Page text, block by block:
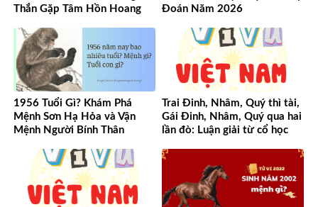
Thắn Gặp Tâm Hồn Hoang
Đoán Năm 2026
1956 Tuổi Gì? Khám Phá
Mệnh Sơn Hạ Hỏa và Vận
Mệnh Người Bính Thân
Trai Đinh, Nhâm, Quý thì tài,
Gái Đinh, Nhâm, Quý qua hai
lần đò: Luận giải từ cổ học